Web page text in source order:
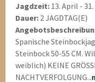
Jagdzeit: 13. April - 31.
Dauer: 2 JAGDTAG(E)
Spanische
Steinbock 50-55 CM.
weiblich) KEINE
NACHTVERFOLGUNG...